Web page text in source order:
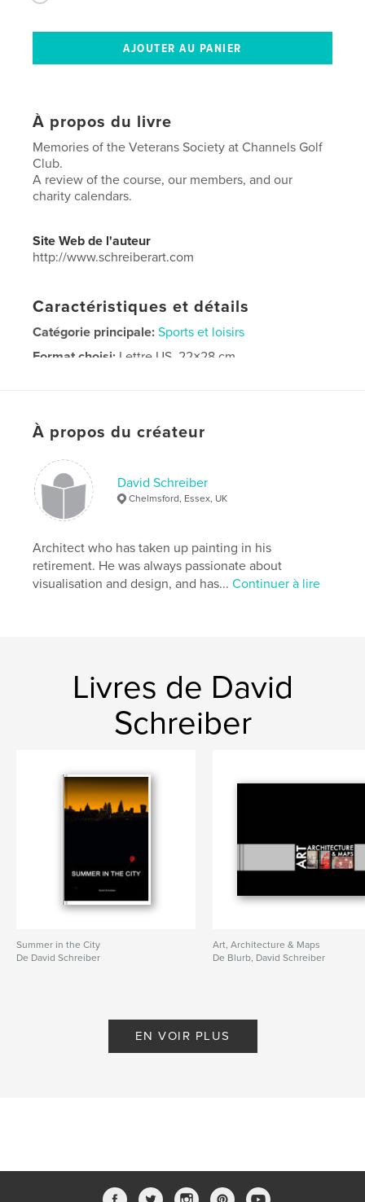
À propos du livre
Memories of the Veterans Society at Channels Golf
Club.
A review of the course, our members, and our
charity calendars.
Site Web de l'auteur
http://www.schreiberart.com
Caractéristiques et détails
Catégorie principale: Sports et loisirs
Format choisi: Lettre US, 22×28 cm
Langue
Mots-clés
Golf
À propos du créateur
David Schreiber
Chelmsford, Essex, UK
Architect who has taken up painting in his
retirement. He was always passionate about
visualisation and design, and has...Continuer à lire
Livres de David
Schreiber
Summer in the City
De David Schreiber
Art, Architecture & Maps
De Blurb, David Schreiber
EN VOIR PLUS